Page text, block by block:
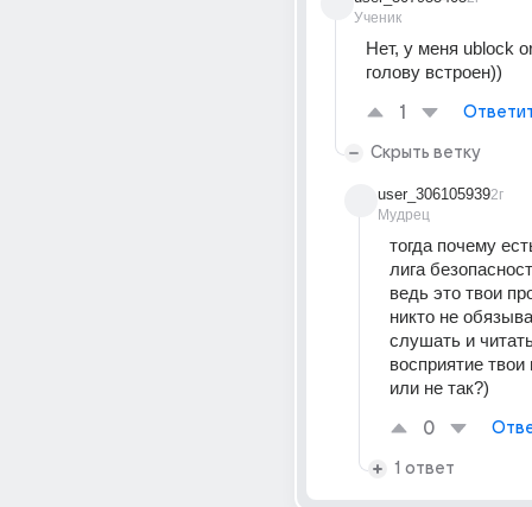
Ученик
Нет, у меня ublock
голову встроен))
1
Скрыть ветку
user_306105939
Мудрец
2г
тогда почему
лига
ведь это твои
никто не
слушать и
восприятие
или не так?)
0
1 ответ